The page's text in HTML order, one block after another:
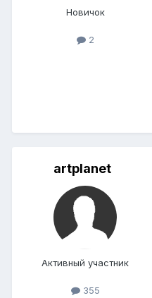
Новичок
2
artplanet
Активный участник
355